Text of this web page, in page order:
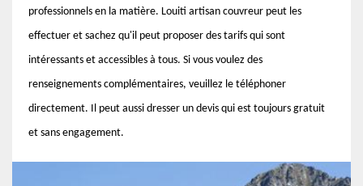
professionnels en la matière. Louiti artisan couvreur peut les
effectuer et sachez qu'il peut proposer des tarifs qui sont
intéressants et accessibles à tous. Si vous voulez des
renseignements complémentaires, veuillez le téléphoner
directement. Il peut aussi dresser un devis qui est toujours gratuit
et sans engagement.